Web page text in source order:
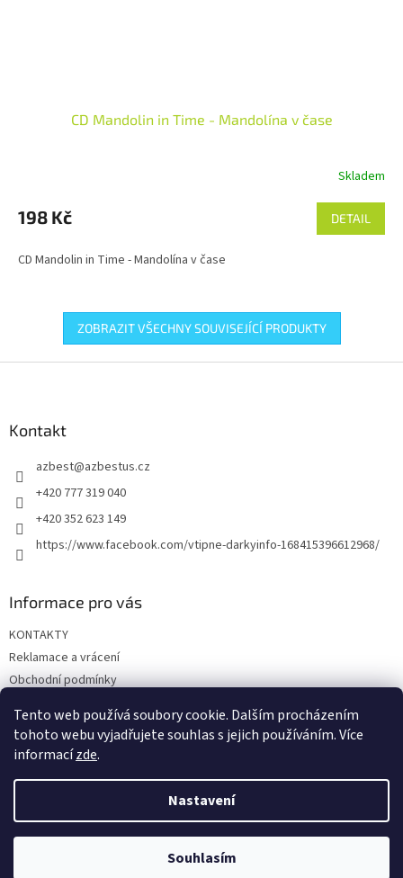
Tento web používá soubory cookie. Dalším procházením
tohoto webu vyjadřujete souhlas s jejich používáním. Více
informacízde.
Nastavení
Souhlasím
CD Mandolin in Time - Mandolína v čase
Skladem
198 Kč DETAIL
CD Mandolin in Time - Mandolína v čase
ZOBRAZIT VŠECHNY SOUVISEJÍCÍ PRODUKTY
Kontakt
azbest@azbestus.cz
+420 777 319 040
+420 352 623 149
https://www.facebook.com/vtipne-darkyinfo-168415396612968/
Informace pro vás
KONTAKTY
Reklamace a vrácení
Obchodní podmínky
Doprava a platba
Vytvořil Shoptet
Vtipné dárky. Všechna práva vyhrazena.